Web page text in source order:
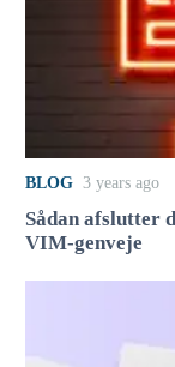
BLOG 3 years ago
Sådan afslutter
VIM-genveje